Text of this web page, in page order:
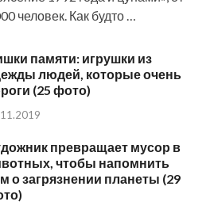
человек. Как будто …
памяти: игрушки из
людей, которые очень
(25 фото)
превращает мусор в
чтобы напомнить
о загрязнении планеты (29